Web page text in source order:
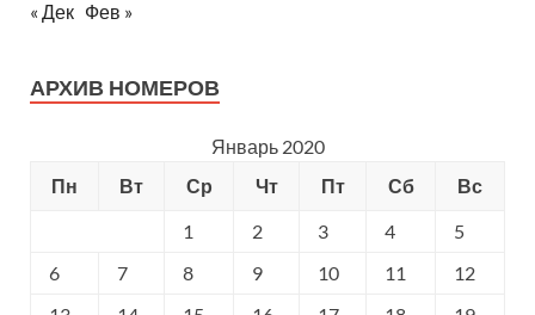
« Дек Фев »
АРХИВ НОМЕРОВ
Январь 2020
Пн
Вт Ср Чт Пт Сб
Вс
1
2 3 4
5
6
7 8 9 10 11
12